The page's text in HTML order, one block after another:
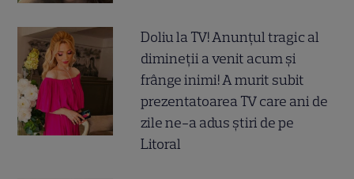
Doliu la TV! Anunțul tragic al
dimineții a venit acum și
frânge inimi! A murit subit
prezentatoarea TV care ani de
zile ne-a adus știri de pe
Litoral